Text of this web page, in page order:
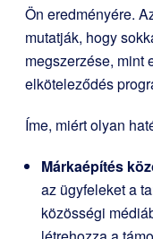
Ön eredményére.
mutatják, hogy
megszerzése, mint
elköteleződés
Íme, miért olyan
Márkaépítés
az ügyfeleket a
közösségi